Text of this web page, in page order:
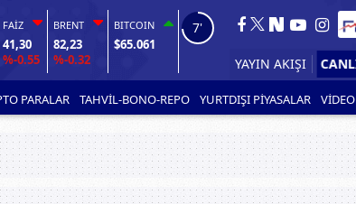
FAİZ
41,30
%-0.55
BRENT
82,23
%-0.32
BITCOIN
$65.061
6'
YAYIN AKIŞI
PARALAR TAHVİL-BONO-REPO YURTDIŞI PİYASALAR VİDEO